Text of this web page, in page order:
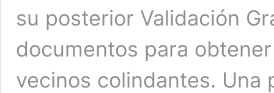
su posterior Validación
documentos para
vecinos colindantes.